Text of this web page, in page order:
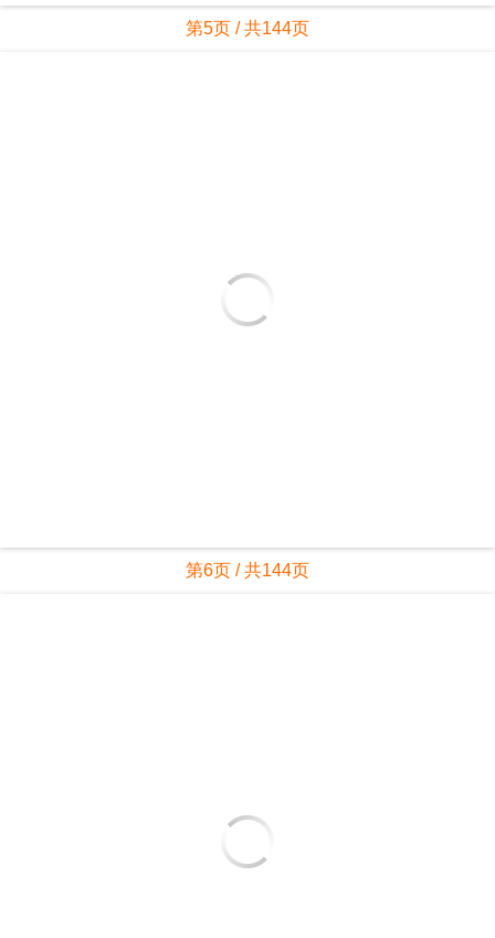
第5页 / 共144页
第6页 / 共144页